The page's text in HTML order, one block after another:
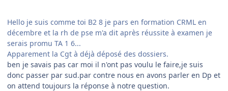
Hello je suis comme toi B2 8 je pars en formation CRML en
décembre et la rh de pse m'a dit après réussite à examen je
serais promu TA 1 6...
Apparement la Cgt à déjà déposé des dossiers.
ben je savais pas car moi il n'ont pas voulu le faire,je suis
donc passer par sud.par contre nous en avons parler en Dp et
on attend toujours la réponse à notre question.